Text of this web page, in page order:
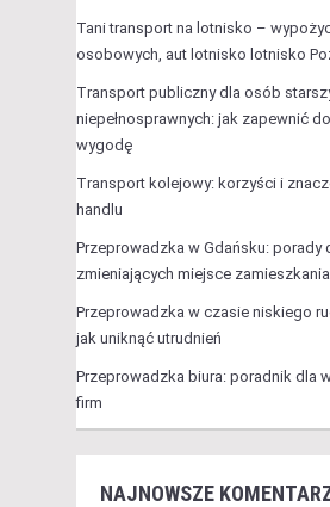
Tani transport na lotnisko –
osobowych, aut lotnisko lotnisko
Transport publiczny dla osób
niepełnosprawnych: jak zapewnić
wygodę
Transport kolejowy: korzyści i
handlu
Przeprowadzka w Gdańsku: porady
zmieniających miejsce zamieszkania
Przeprowadzka w czasie niskiego
jak uniknąć utrudnień
Przeprowadzka biura: poradnik dla
firm
NAJNOWSZE